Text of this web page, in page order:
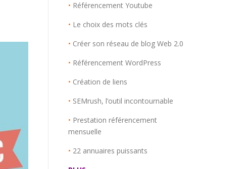
• Référencement Youtube
• Le choix des mots clés
• Créer son réseau de blog Web 2.0
• Référencement WordPress
• Création de liens
• SEMrush, l’outil incontournable
• Prestation référencement
mensuelle
• 22 annuaires puissants